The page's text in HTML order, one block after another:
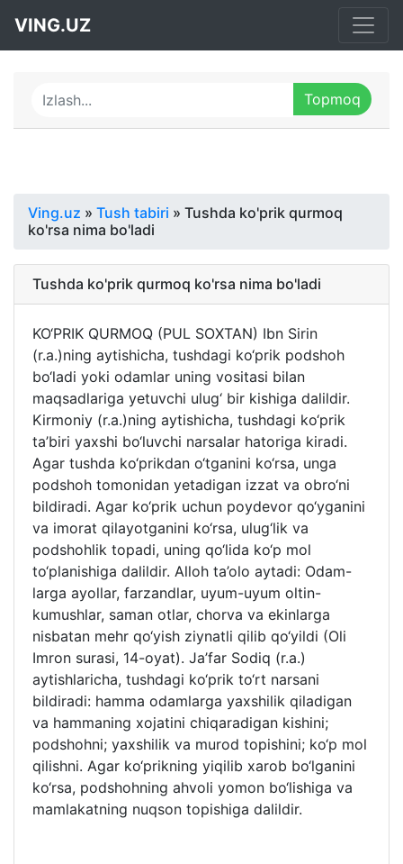
VING.UZ
Ving.uz » Tush tabiri » Tushda ko'prik qurmoq
ko'rsa nima bo'ladi
Tushda ko'prik qurmoq ko'rsa nima bo'ladi
KO‘PRIK QURMOQ (PUL SOXTAN) Ibn Sirin
(r.a.)ning aytishicha, tushdagi ko‘prik podshoh
bo‘ladi yoki odamlar uning vositasi bilan
maqsadlariga yetuvchi ulug‘ bir kishiga dalildir.
Kirmoniy (r.a.)ning aytishicha, tushdagi ko‘prik
ta’biri yaxshi bo‘luvchi narsalar hatoriga kiradi.
Agar tushda ko‘prikdan o‘tganini ko‘rsa, unga
podshoh tomonidan yetadigan izzat va obro‘ni
bildiradi. Agar ko‘prik uchun poydevor qo‘yganini
va imorat qilayotganini ko‘rsa, ulug‘lik va
podshohlik topadi, uning qo‘lida ko‘p mol
to‘planishiga dalildir. Alloh ta’olo aytadi: Odam-
larga ayollar, farzandlar, uyum-uyum oltin-
kumushlar, saman otlar, chorva va ekinlarga
nisbatan mehr qo‘yish ziynatli qilib qo‘yildi (Oli
Imron surasi, 14-oyat). Ja’far Sodiq (r.a.)
aytishlaricha, tushdagi ko‘prik to‘rt narsani
bildiradi: hamma odamlarga yaxshilik qiladigan
va hammaning xojatini chiqaradigan kishini;
podshohni; yaxshilik va murod topishini; ko‘p mol
qilishni. Agar ko‘prikning yiqilib xarob bo‘lganini
ko‘rsa, podshohning ahvoli yomon bo‘lishiga va
mamlakatning nuqson topishiga dalildir.